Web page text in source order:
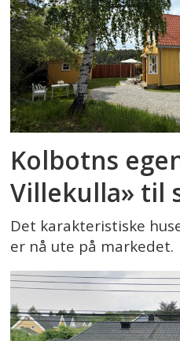
Kolbotns
Villekulla» til
Det karakteristiske
er nå ute på markedet.